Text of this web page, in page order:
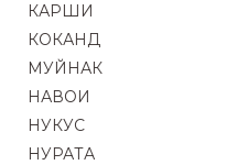
КАРШИ
КОКАНД
МУЙНАК
НАВОИ
НУКУС
НУРАТА